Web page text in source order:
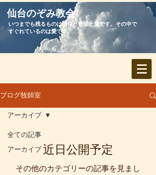
​仙台のぞみ教会
いつまでも残るものは信仰と希望と愛です。その中で
すぐれているのは愛です。
ブログ牧師室
全ての記事
アーカイブ
アーカイブ
近日公開予定
その他のカテゴリーの記事を見まし